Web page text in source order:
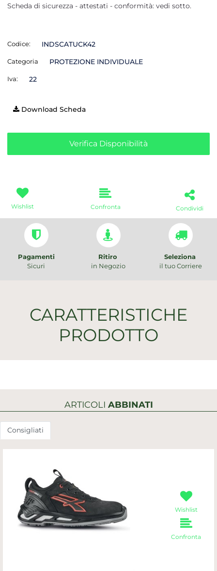
Scheda di sicurezza - attestati - conformità: vedi sotto.
Codice: INDSCATUCK42
Categoria PROTEZIONE INDIVIDUALE
Iva: 22
Download Scheda
Verifica Disponibilità
Wishlist Confronta Condividi
Pagamenti
Sicuri
Ritiro
in Negozio
Seleziona
il tuo Corriere
CARATTERISTICHE
PRODOTTO
ARTICOLI ABBINATI
Consigliati
Wishlist
Confronta